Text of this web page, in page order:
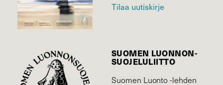
Tilaa uutiskirje
SUOMEN LUONNON­
SUOJELU­LIITTO
Suomen Luonto -lehden